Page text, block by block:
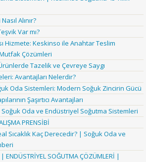
Alınır?
Var mı?
Hizmete: Keskinso ile Anahtar Teslim
Çözümleri
Tazelik ve Çevreye Saygı
Avantajları Nelerdir?
Oda Sistemleri: Modern Soğuk Zincirin Gücü
Şaşırtıcı Avantajları
Oda ve Endüstriyel Soğutma Sistemleri
PRENSİBİ
Sıcaklık Kaç Derecedir? | Soğuk Oda ve
ENDÜSTRİYEL SOĞUTMA ÇÖZÜMLERİ |